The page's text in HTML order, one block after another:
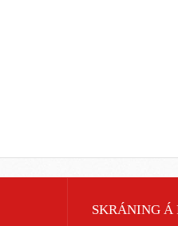
SKRÁNING Á